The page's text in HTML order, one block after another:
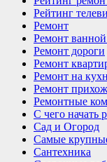
Рейтинг
Ремонт
Ремонт
Ремонт дороги
Ремонт
Ремонт на
Ремонт
Ремонтные
С чего начать
Сад и Огород
Самые
Сантехника